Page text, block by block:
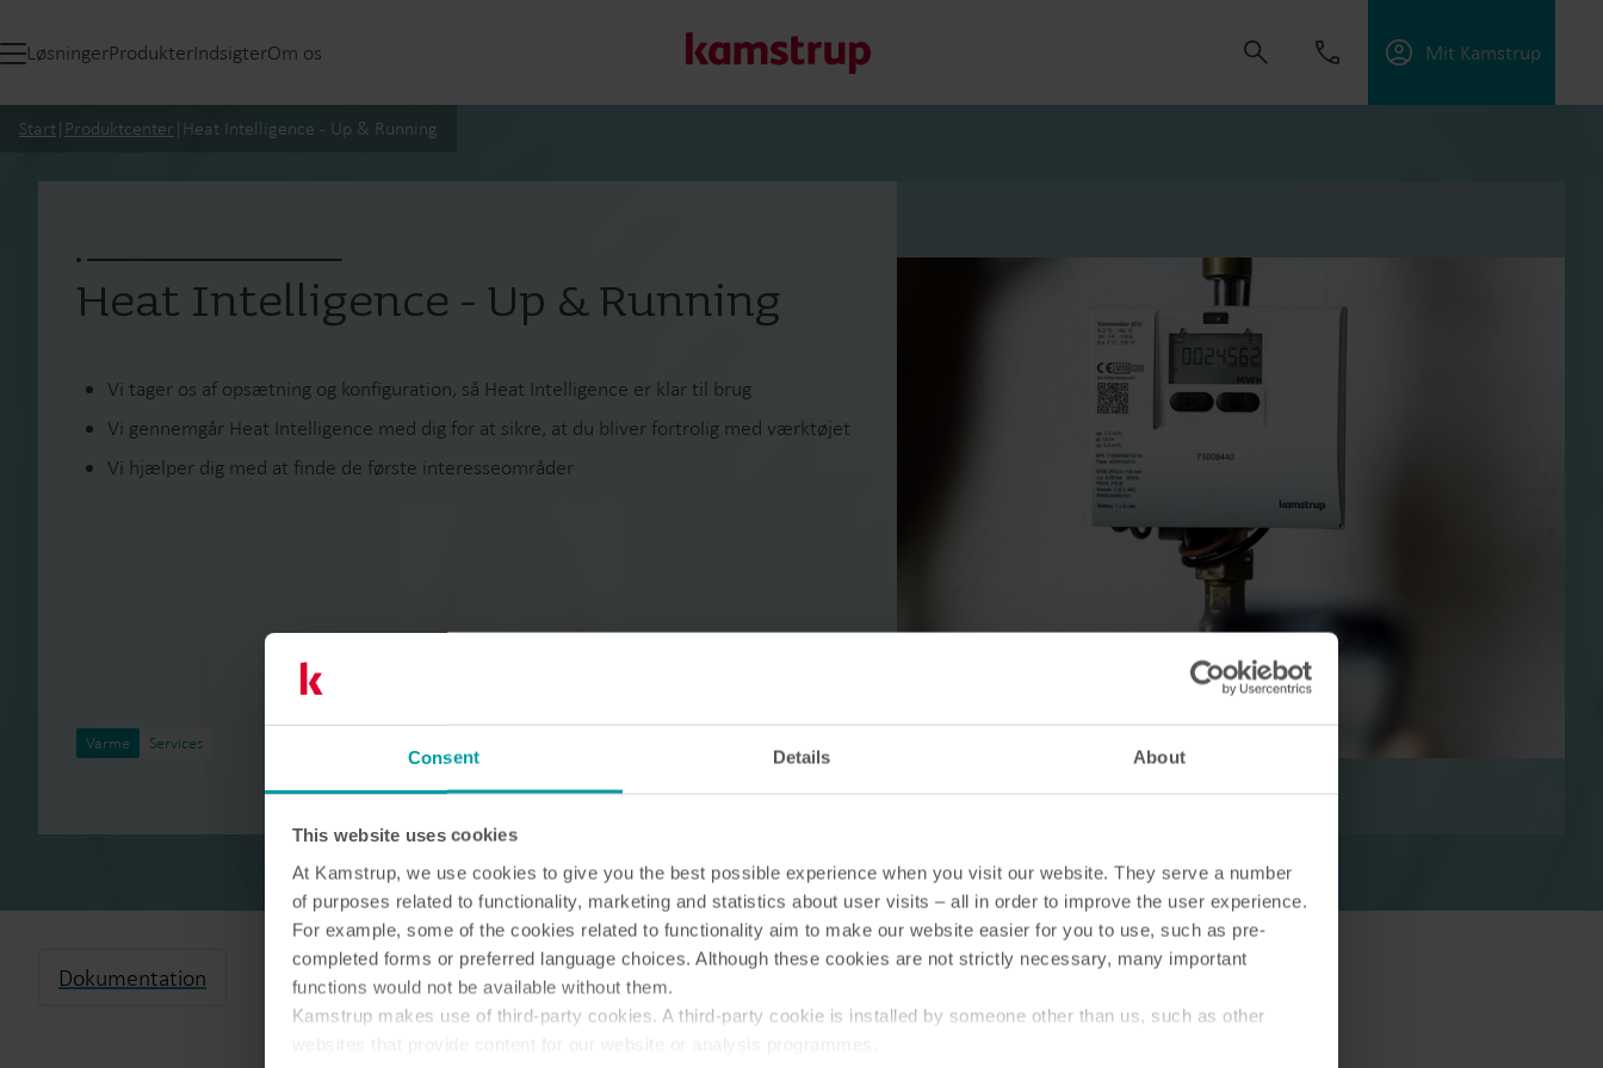
Consent Details About
This website uses cookies
At Kamstrup, we use cookies to give you the best possible experience when you visit our website. They serve a number
of purposes related to functionality, marketing and statistics about user visits – all in order to improve the user experience.
For example, some of the cookies related to functionality aim to make our website easier for you to use, such as pre-
completed forms or preferred language choices. Although these cookies are not strictly necessary, many important
functions would not be available without them.
Kamstrup makes use of third-party cookies. A third-party cookie is installed by someone other than us, such as other
websites that provide content for our website or analysis programmes.
LøsningerProdukterIndsigterOm os Mit Kamstrup
Vores engagement i en grønnere fremtid driver os til at udvikle løsninger, der hjælper kunder med at
reducere vandspild, styrke forsyninger, optimere energieffektiviteten og håndtere elektrificering.
præcis måling og effektiv
styring.
til nøjagtig måling og effektiv
El-løsninger
Avancerede el-løsninger til
nøjagtig måling og smartere
Start| Produktcenter | Heat Intelligence - Up & Running
Heat Intelligence - Up & Running
Vi tager os af opsætning og konfiguration, så Heat Intelligence er klar til brug
Vi gennemgår Heat Intelligence med dig for at sikre, at du bliver fortrolig med værktøjet
Vi hjælper dig med at finde de første interesseområder
Varme Services
Dokumentation